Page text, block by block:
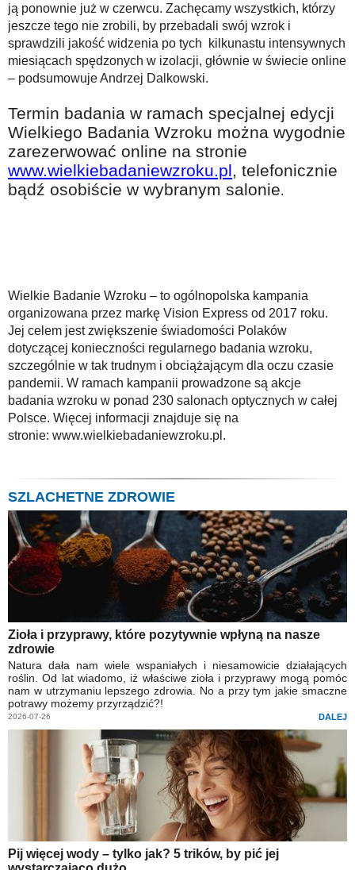
ją ponownie już w czerwcu. Zachęcamy wszystkich, którzy
jeszcze tego nie zrobili, by przebadali swój wzrok i
sprawdzili jakość widzenia po tych kilkunastu intensywnych
miesiącach spędzonych w izolacji, głównie w świecie online
– podsumowuje Andrzej Dalkowski.
Termin badania w ramach specjalnej edycji
Wielkiego Badania Wzroku można wygodnie
zarezerwować online na stronie
www.wielkiebadaniewzroku.pl, telefonicznie
bądź osobiście w wybranym salonie.
Wielkie Badanie Wzroku – to ogólnopolska kampania
organizowana przez markę Vision Express od 2017 roku.
Jej celem jest zwiększenie świadomości Polaków
dotyczącej konieczności regularnego badania wzroku,
szczególnie w tak trudnym i obciążającym dla oczu czasie
pandemii. W ramach kampanii prowadzone są akcje
badania wzroku w ponad 230 salonach optycznych w całej
Polsce. Więcej informacji znajduje się na
stronie: www.wielkiebadaniewzroku.pl.
SZLACHETNE ZDROWIE
Zioła i przyprawy, które pozytywnie wpłyną na nasze
zdrowie
Natura dała nam wiele wspaniałych i niesamowicie działających
roślin. Od lat wiadomo, iż właściwe zioła i przyprawy mogą pomóc
nam w utrzymaniu lepszego zdrowia. No a przy tym jakie smaczne
potrawy możemy przyrządzić?!
2026-07-26 DALEJ
Pij więcej wody – tylko jak? 5 trików, by pić jej